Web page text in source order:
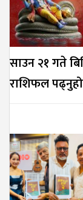
साउन २१ गते
राशिफल